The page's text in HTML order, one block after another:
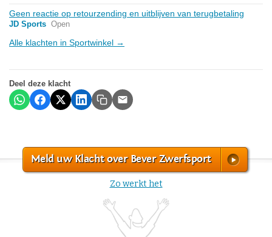
Geen reactie op retourzending en uitblijven van terugbetaling
JD Sports Open
Alle klachten in Sportwinkel →
Deel deze klacht
Meld uw Klacht over Bever Zwerfsport
Zo werkt het